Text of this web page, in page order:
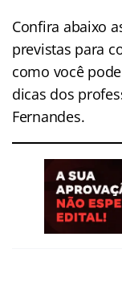
Confira abaixo
previstas para
como você
dicas dos
Fernandes.